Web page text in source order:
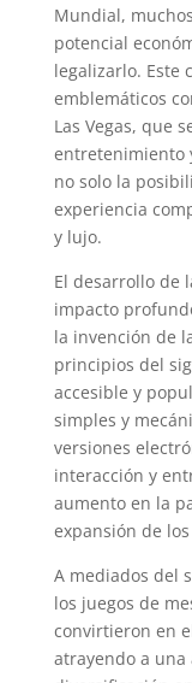
Mundial,
potencial
legalizarlo. Este
emblemáticos
Las Vegas, que
entretenimiento
no solo la
experiencia
y lujo.
El desarrollo de
impacto
la invención de
principios del
accesible y
simples y
versiones
interacción y
aumento en la
expansión de
A mediados del
los juegos de
convirtieron en
atrayendo a una